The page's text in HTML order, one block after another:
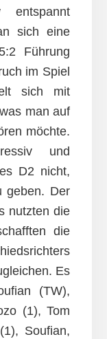
sich eine
Führung
im Spiel
sich mit
man auf
möchte.
und
D2 nicht,
geben. Der
nutzten die
die
Es
(TW),
(1), Tom
Soufian,